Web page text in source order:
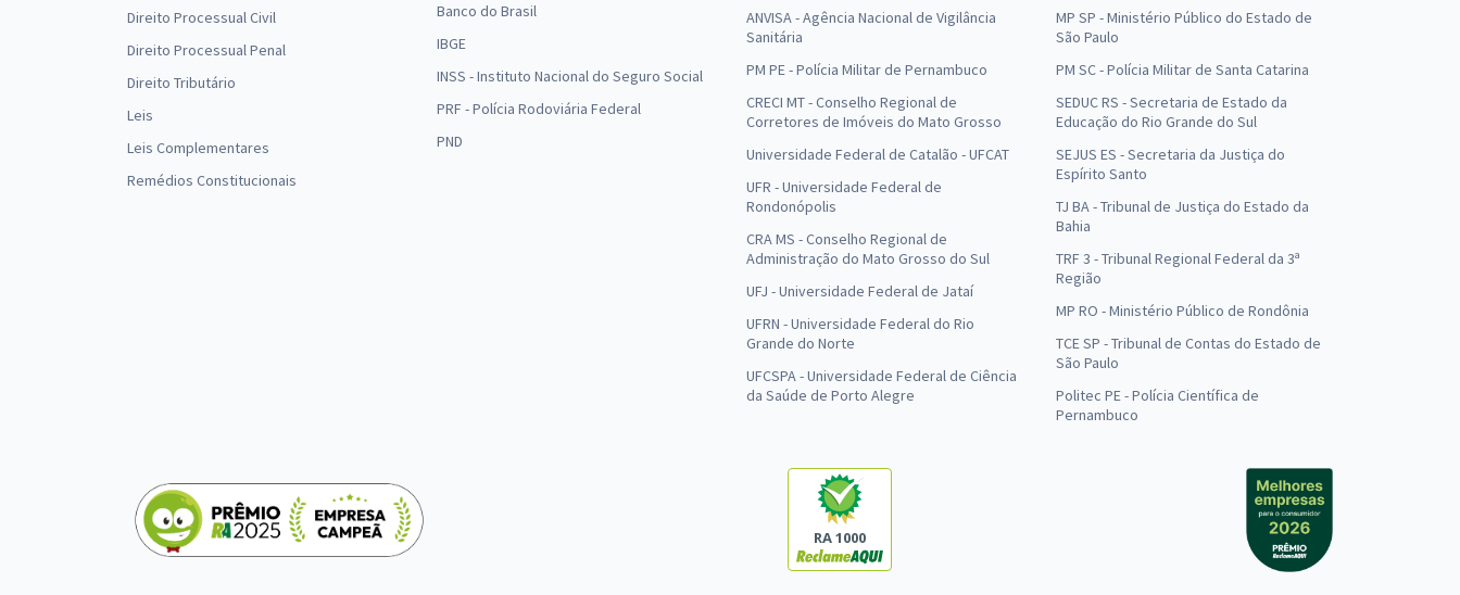
Direito Processual Civil
Direito Processual Penal
Direito Tributário
Leis
Leis Complementares
Remédios Constitucionais
Banco do Brasil
IBGE
INSS - Instituto Nacional do Seguro Social
PRF - Polícia Rodoviária Federal
PND
ANVISA - Agência Nacional de Vigilância
Sanitária
PM PE - Polícia Militar de Pernambuco
CRECI MT - Conselho Regional de
Corretores de Imóveis do Mato Grosso
Universidade Federal de Catalão - UFCAT
UFR - Universidade Federal de
Rondonópolis
CRA MS - Conselho Regional de
Administração do Mato Grosso do Sul
UFJ - Universidade Federal de Jataí
UFRN - Universidade Federal do Rio
Grande do Norte
UFCSPA - Universidade Federal de Ciência
da Saúde de Porto Alegre
MP SP - Ministério Público do Estado de
São Paulo
PM SC - Polícia Militar de Santa Catarina
SEDUC RS - Secretaria de Estado da
Educação do Rio Grande do Sul
SEJUS ES - Secretaria da Justiça do
Espírito Santo
TJ BA - Tribunal de Justiça do Estado da
Bahia
TRF 3 - Tribunal Regional Federal da 3ª
Região
MP RO - Ministério Público de Rondônia
TCE SP - Tribunal de Contas do Estado de
São Paulo
Politec PE - Polícia Científica de
Pernambuco
RA 1000